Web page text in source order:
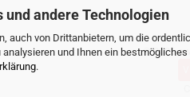
und andere Technologien
auch von Drittanbietern, um die
und Ihnen ein
.
© 2026